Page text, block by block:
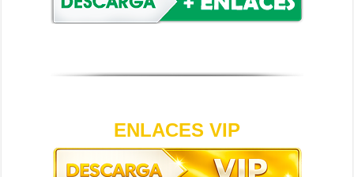
ENLACES VIP